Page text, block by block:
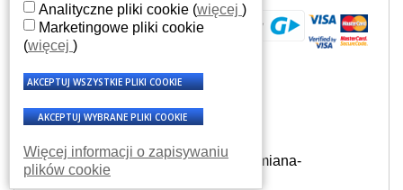
Historia zamówień
© Wszelkie prawa zastrzeżone - Wymiana-
wyswietlacza.pl 2007 - 2026
Analityczne pliki cookie (więcej )
Marketingowe pliki cookie
(więcej )
Więcej informacji o zapisywaniu
plików cookie